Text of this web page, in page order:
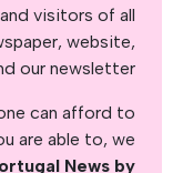
visitors of all
website,
our newsletter.
can afford to
are able to, we
News by